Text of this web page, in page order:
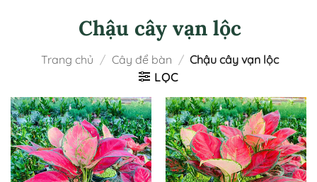
Chậu cây vạn lộc
Trang chủ / Cây để bàn / Chậu cây vạn lộc
LỌC